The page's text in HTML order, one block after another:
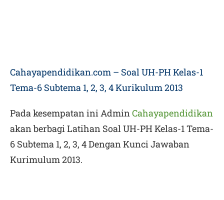
Cahayapendidikan.com – Soal UH-PH Kelas-1
Tema-6 Subtema 1, 2, 3, 4 Kurikulum 2013
Pada kesempatan ini AdminCahayapendidikan
akan berbagiLatihan Soal UH-PH Kelas-1 Tema-
6 Subtema 1, 2, 3, 4 Dengan Kunci Jawaban
Kurimulum 2013.